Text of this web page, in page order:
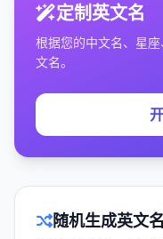
定制英文名
根据您的中文名、星
文名。
随机生成英文名